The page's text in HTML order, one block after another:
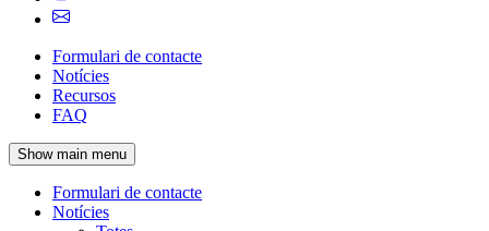
Navegació
principal
de
l'encapçalament
Formulari de contacte
Notícies
Recursos
FAQ
Show main menu
Navegació
Formulari de contacte
Notícies